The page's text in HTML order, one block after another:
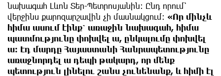
նախագահ Լևոն Տեր-Պետրոսյանին։ Ընդ որում՝
վերջինս քարոզարշավին չի մասնակցում։ «Որ մինչև
հիմա ասում էինք՝ առաջին նախագահ, հիմա
պատմությունը փոխվել ա, ընկալումը փոխվել
ա։ Էդ մարդը Հայաստանի Հանրապետությունը
առաջնորդել ա դեպի թակարդ, որ մենք
պետություն լինելու շանս չունենանք, և հիմի էլ